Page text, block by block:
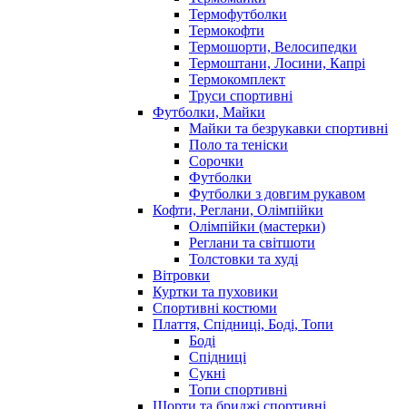
Термофутболки
Термокофти
Термошорти, Велосипедки
Термоштани, Лосини, Капрі
Термокомплект
Труси спортивні
Футболки, Майки
Майки та безрукавки спортивні
Поло та теніски
Сорочки
Футболки
Футболки з довгим рукавом
Кофти, Реглани, Олімпійки
Олімпійки (мастерки)
Реглани та світшоти
Толстовки та худі
Вітровки
Куртки та пуховики
Спортивні костюми
Плаття, Спідниці, Боді, Топи
Боді
Спідниці
Сукні
Топи спортивні
Шорти та бриджі спортивні